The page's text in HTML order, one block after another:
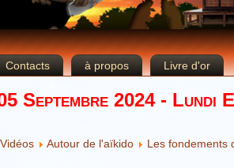
Contacts à propos
Livre d'or
Septembre 2024 - Lundi
Vidéos Autour de l'aïkido
Les fondements